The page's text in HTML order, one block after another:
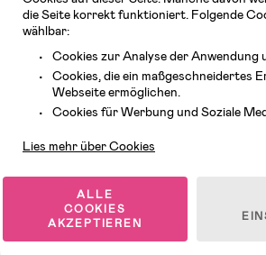
© 2026 Jollyroom GmbH. Alle Rechte
die Seite korrekt funktioniert. Folgende
wählbar:
Cookies zur Analyse der Anwendung
Cookies, die ein maßgeschneidertes
Webseite ermöglichen.
Cookies für Werbung und Soziale
Lies mehr über Cookies
ALLE
COOKIES
AKZEPTIEREN